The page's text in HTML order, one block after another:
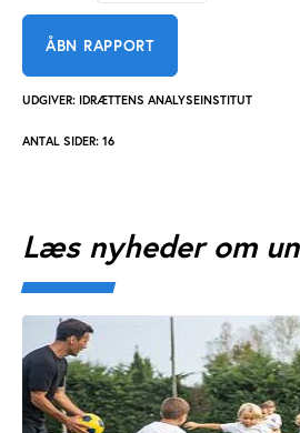
ÅBN RAPPORT
UDGIVER: IDRÆTTENS ANALYSEINSTITUT
ANTAL SIDER: 16
Læs nyheder om